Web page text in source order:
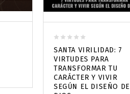
out
of
5
SANTA VIRILIDAD: 7
VIRTUDES PARA
TRANSFORMAR TU
CARÁCTER Y VIVIR
SEGÚN EL DISEÑO DE